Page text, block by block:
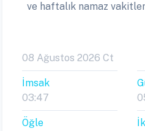
ve haftalık namaz
08 Ağustos 2026 Ct
İmsak
03:47
Öğle